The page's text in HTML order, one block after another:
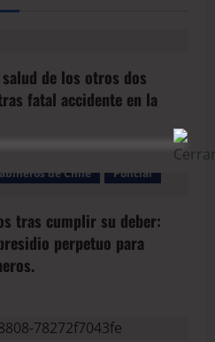
de los otros dos
fatal accidente en la
de Chile Policial
tras cumplir su deber:
perpetuo para